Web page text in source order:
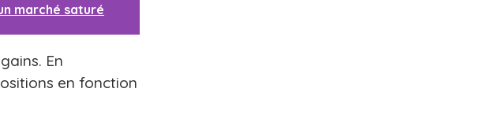
marché saturé
En
en fonction